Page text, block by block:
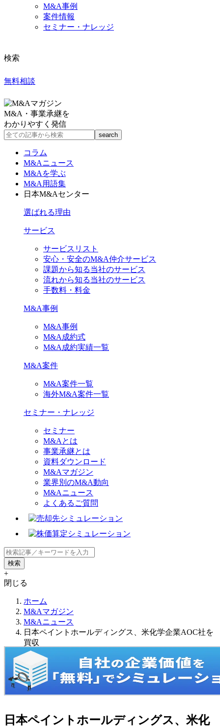
M&A事例
案件情報
セミナー・ナレッジ
検索
無料相談
M&A・事業承継を
わかりやすく発信
コラム
M&Aニュース
M&Aを学ぶ
M&A用語集
日本M&Aセンター
選ばれる理由
サービス
サービスリスト
安心・安全のM&A仲介サービス
課題から知る当社のサービス
流れから知る当社のサービス
手数料・料金
M&A事例
M&A事例
M&A成約式
M&A成約実績一覧
M&A案件
M&A案件一覧
海外M&A案件一覧
セミナー・ナレッジ
セミナー
M&Aとは
事業承継とは
資料ダウンロード
M&Aマガジン
業界別のM&A動向
M&Aニュース
よくあるご質問
+
閉じる
ホーム
M&Aマガジン
M&Aニュース
日本ペイントホールディングス、米化学企業AOC社を
買収
日本ペイントホールディングス、米化